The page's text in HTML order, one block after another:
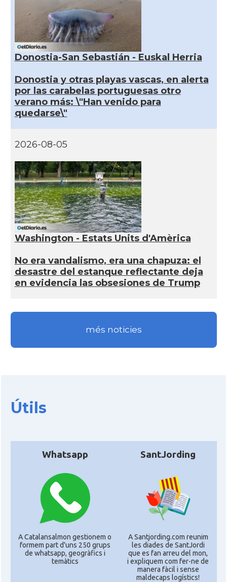
Donostia-San Sebastián - Euskal Herria
Donostia y otras playas vascas, en alerta
por las carabelas portuguesas otro
verano más: \"Han venido para
quedarse\"
2026-08-05
Washington - Estats Units d'Amèrica
No era vandalismo, era una chapuza: el
desastre del estanque reflectante deja
en evidencia las obsesiones de Trump
més noticies
Útils
Whatsapp
A Catalansalmon gestionem o
formem part d'uns 250 grups
de whatsapp, geogràfics i
temàtics
SantJording
A Santjording.com reunim
les diades de SantJordi
que es fan arreu del mon,
i expliquem com fer-ne de
manera fàcil i sense
maldecaps logí­stics!